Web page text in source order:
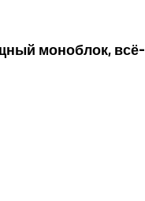
моноблок, всё-